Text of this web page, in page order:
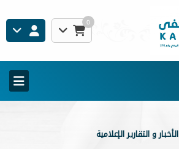
0
الأخبار و التقارير الإعلامية